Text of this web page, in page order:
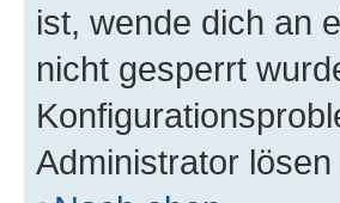
ist, wende dich an
nicht gesperrt
Administrator